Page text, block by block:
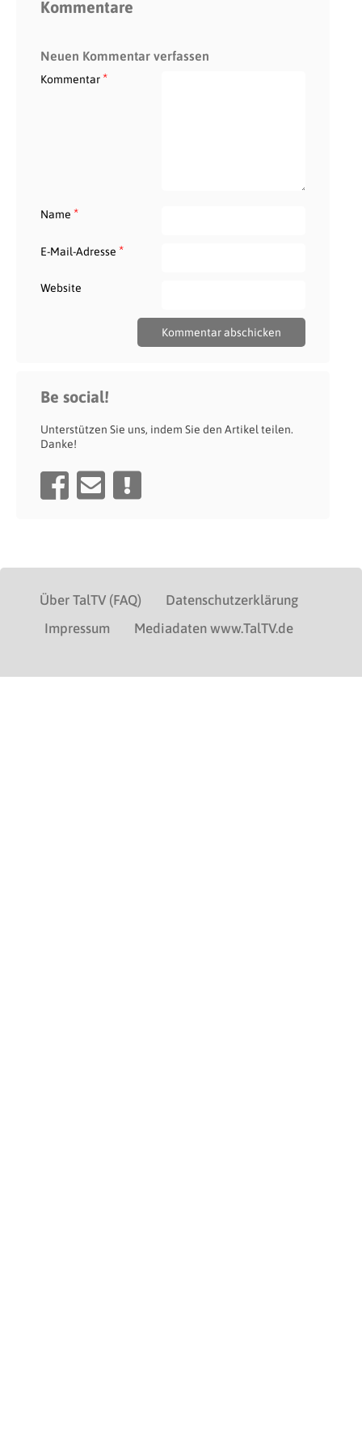
Kommentare
Neuen Kommentar verfassen
Kommentar*
Name *
E-Mail-Adresse *
Website
Be social!
Unterstützen Sie uns, indem Sie den Artikel teilen.
Danke!
Über TalTV (FAQ)
Datenschutzerklärung
Impressum
Mediadaten www.TalTV.de